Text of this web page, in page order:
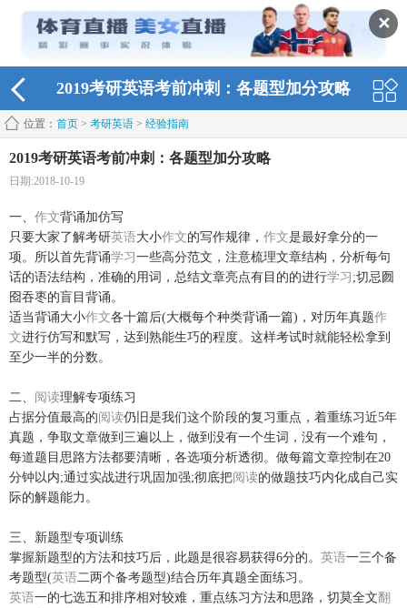
✕
2019考研英语考前冲刺：各题型加分攻略
位置： 首页 > 考研英语 > 经验指南
2019考研英语考前冲刺：各题型加分攻略
日期:2018-10-19
一、 作文背诵加仿写
只要大家了解考研英语大小作文的写作规律， 作文是最好拿分的一
项。所以首先背诵学习一些高分范文，注意梳理文章结构，分析每句
话的语法结构，准确的用词，总结文章亮点有目的的进行学习 ;切忌囫
囵吞枣的盲目背诵。
适当背诵大小作文各十篇后(大概每个种类背诵一篇)，对历年真题作
文进行仿写和默写，达到熟能生巧的程度。这样考试时就能轻松拿到
至少一半的分数。
二、 阅读理解专项练习
占据分值最高的阅读仍旧是我们这个阶段的复习重点，着重练习近5年
真题，争取文章做到三遍以上，做到没有一个生词，没有一个难句，
每道题目思路方法都要清晰，各选项分析透彻。做每篇文章控制在20
分钟以内;通过实战进行巩固加强;彻底把阅读的做题技巧内化成自己实
际的解题能力。
三、新题型专项训练
掌握新题型的方法和技巧后，此题是很容易获得6分的。 英语一三个备
考题型(英语二两个备考题型)结合历年真题全面练习。
英语一的七选五和排序相对较难，重点练习方法和思路，切莫全文翻